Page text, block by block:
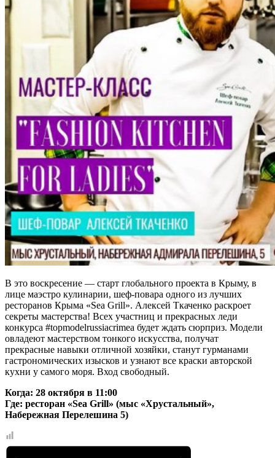
В это воскресение — старт глобального проекта в Крыму, в
лице маэстро кулинарии, шеф-повара одного из лучших
ресторанов Крыма «Sea Grill». Алексей Ткаченко раскроет
секреты мастерства! Всех участниц и прекрасных леди
конкурса #topmodelrussiacrimea будет ждать сюрприз. Модели
овладеют мастерством тонкого искусства, получат
прекрасные навыки отличной хозяйки, станут гурманами
гастрономических изысков и узнают все краски авторской
кухни у самого моря. Вход свободный.
Когда: 28 октября в 11:00
Где: ресторан «Sea Grill» (мыс «Хрустальный»,
Набережная Перелешина 5)